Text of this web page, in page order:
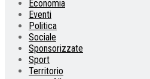
Economia
Eventi
Politica
Sociale
Sponsorizzate
Sport
Territorio